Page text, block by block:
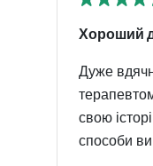
Хороший
Дуже
свою
способи